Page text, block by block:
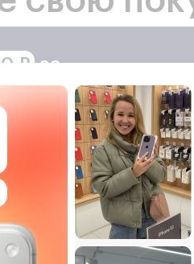
₽ за
лояльности